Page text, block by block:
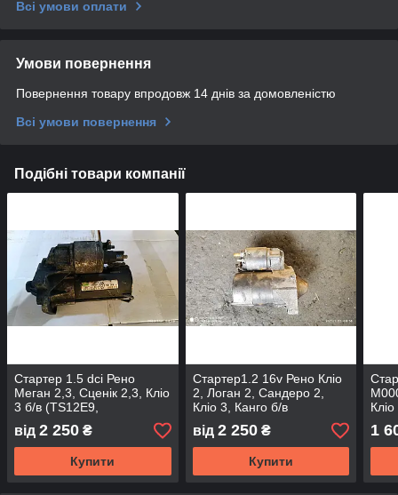
Всі умови оплати
Умови повернення
Повернення товару впродовж 14 днів за домовленістю
Всі умови повернення
Подібні товари компанії
Стартер 1.5 dci Рено
Меган 2,3, Сценік 2,3, Кліо
3 б/в (TS12E9,
8200836473)
від 2 250 ₴
Купити
Стартер1.2 16v Рено Кліо
2, Логан 2, Сандеро 2,
Кліо 3, Канго б/в
(7701499651, 353588)
від 2 250₴
Купити
DCI
/1